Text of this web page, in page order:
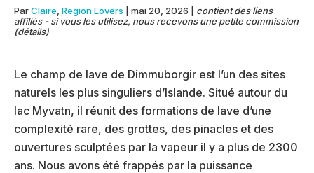
ParClaire Region Lovers mai 20, 2026
contient des liens
affiliés - si vous les utilisez, nous recevons une petite commission
(détails)
Le champ de lave de Dimmuborgir est l’un des sites
naturels les plus singuliers d’Islande. Situé autour du
lac Myvatn, il réunit des formations de lave d’une
complexité rare, des grottes, des pinacles et des
ouvertures sculptées par la vapeur il y a plus de 2300
ans. Nous avons été frappés par la puissance